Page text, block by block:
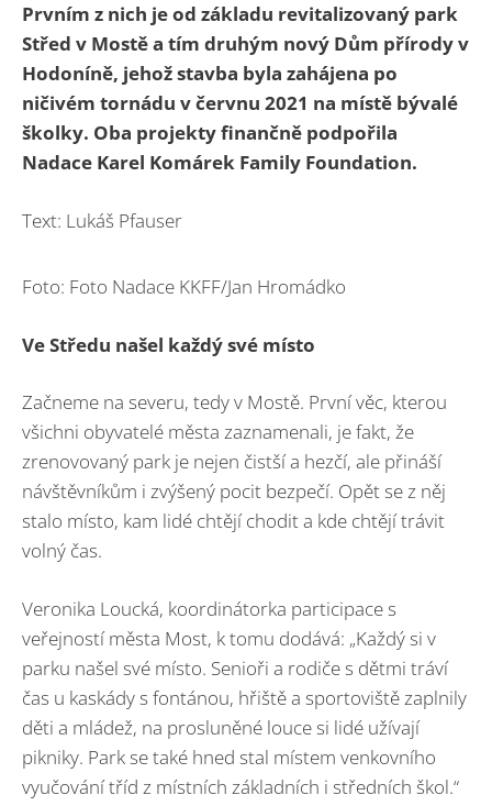
Prvním z nich je od základu revitalizovaný park
Střed v Mostě a tím druhým nový Dům přírody v
Hodoníně, jehož stavba byla zahájena po
ničivém tornádu v červnu 2021 na místě bývalé
školky. Oba projekty finančně podpořila
Nadace Karel Komárek Family Foundation.
Text: Lukáš Pfauser
Foto: Foto Nadace KKFF/Jan Hromádko
Ve Středu našel každý své místo
Začneme na severu, tedy v Mostě. První věc, kterou
všichni obyvatelé města zaznamenali, je fakt, že
zrenovovaný park je nejen čistší a hezčí, ale přináší
návštěvníkům i zvýšený pocit bezpečí. Opět se z něj
stalo místo, kam lidé chtějí chodit a kde chtějí trávit
volný čas.
Veronika Loucká, koordinátorka participace s
veřejností města Most, k tomu dodává: „Každý si v
parku našel své místo. Senioři a rodiče s dětmi tráví
čas u kaskády s fontánou, hřiště a sportoviště zaplnily
děti a mládež, na prosluněné louce si lidé užívají
pikniky. Park se také hned stal místem venkovního
vyučování tříd z místních základních i středních škol.“